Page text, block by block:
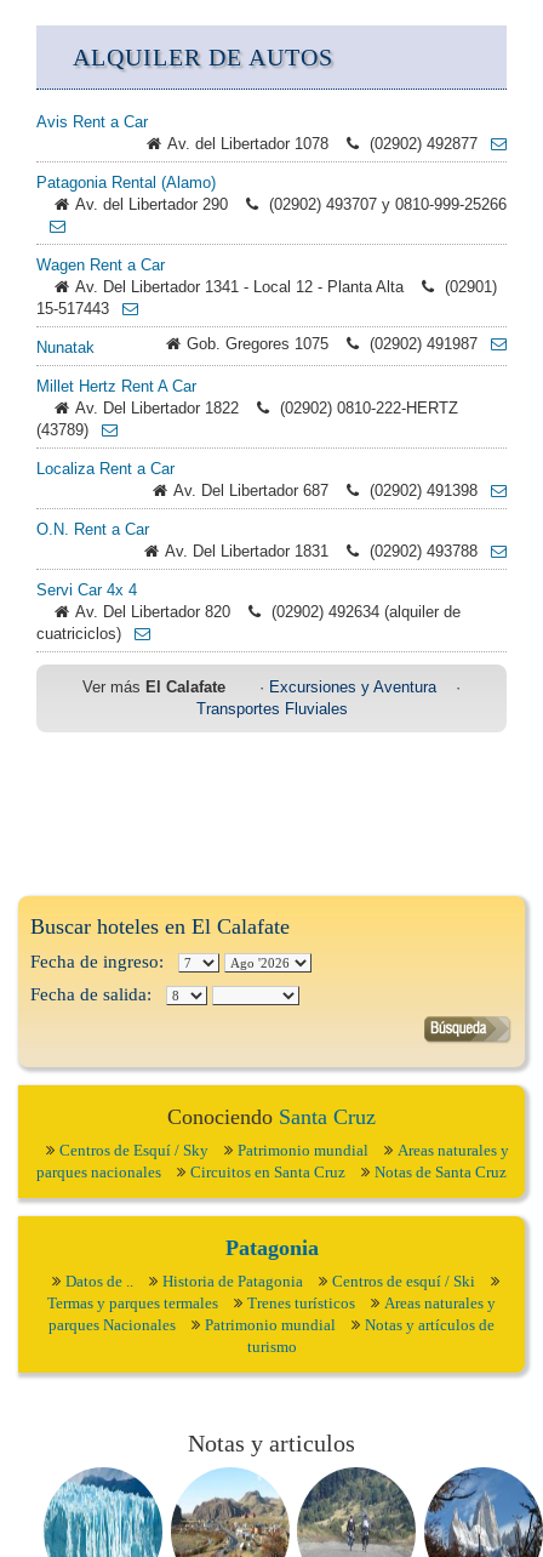
ALQUILER DE AUTOS
Avis Rent a Car
Av. del Libertador 1078
(02902) 492877
Patagonia Rental (Alamo)
Av. del Libertador 290
(02902) 493707 y 0810-999-25266
Wagen Rent a Car
Av. Del Libertador 1341 - Local 12 - Planta Alta
(02901)
15-517443
Nunatak Gob. Gregores 1075 (02902) 491987
Millet Hertz Rent A Car
Av. Del Libertador 1822
(02902) 0810-222-HERTZ
(43789)
Localiza Rent a Car
Av. Del Libertador 687
(02902) 491398
O.N. Rent a Car
Av. Del Libertador 1831
(02902) 493788
Servi Car 4x 4
Av. Del Libertador 820
(02902) 492634 (alquiler de
cuatriciclos)
Ver más El Calafate · Excursiones y Aventura·
Transportes Fluviales
Buscar hoteles en El Calafate
Fecha de ingreso:
Fecha de salida:
Conociendo Santa Cruz
Centros de Esquí / Sky Patrimonio mundial
Areas naturales y
parques nacionales
Circuitos en Santa Cruz Notas de Santa Cruz
Patagonia
Datos de .. Historia de Patagonia
Centros de esquí / Ski
Termas y parques termales
Trenes turísticos
Areas naturales y
parques Nacionales
Patrimonio mundial
Notas y artículos de
turismo
Notas y articulos